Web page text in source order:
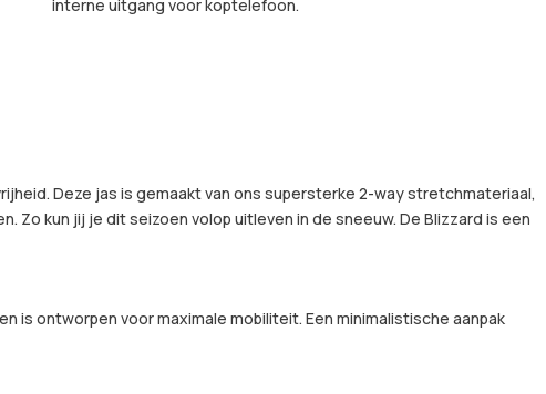
interne uitgang voor koptelefoon.
Deze jas is gemaakt van ons supersterke 2-way stretchmateriaal,
kun jij je dit seizoen volop uitleven in de sneeuw. De Blizzard is een
ontworpen voor maximale mobiliteit. Een minimalistische aanpak